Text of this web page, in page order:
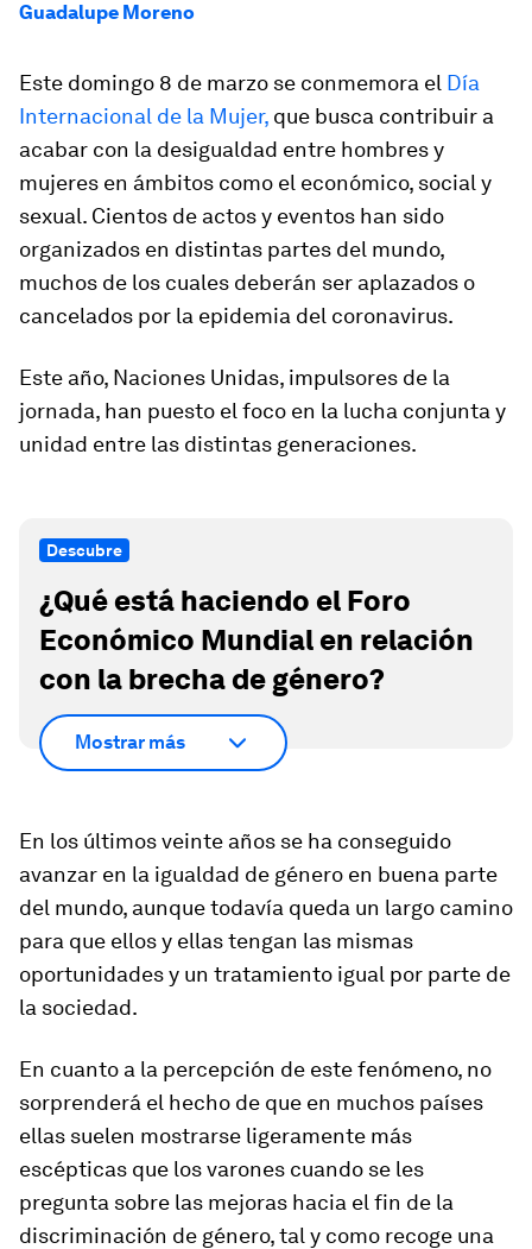
Guadalupe Moreno
Este domingo 8 de marzo se conmemora el Día
Internacional de la Mujer, que busca contribuir a
acabar con la desigualdad entre hombres y
mujeres en ámbitos como el económico, social y
sexual. Cientos de actos y eventos han sido
organizados en distintas partes del mundo,
muchos de los cuales deberán ser aplazados o
cancelados por la epidemia del coronavirus.
Este año, Naciones Unidas, impulsores de la
jornada, han puesto el foco en la lucha conjunta y
unidad entre las distintas generaciones.
Descubre
¿Qué está haciendo el Foro
Económico Mundial en relación
con la brecha de género?
Mostrar más
En los últimos veinte años se ha conseguido
avanzar en la igualdad de género en buena parte
del mundo, aunque todavía queda un largo camino
para que ellos y ellas tengan las mismas
oportunidades y un tratamiento igual por parte de
la sociedad.
En cuanto a la percepción de este fenómeno, no
sorprenderá el hecho de que en muchos países
ellas suelen mostrarse ligeramente más
escépticas que los varones cuando se les
pregunta sobre las mejoras hacia el fin de la
discriminación de género, tal y como recoge una